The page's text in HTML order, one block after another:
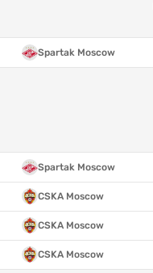
Spartak Moscow
Spartak Moscow
CSKA Moscow
CSKA Moscow
CSKA Moscow